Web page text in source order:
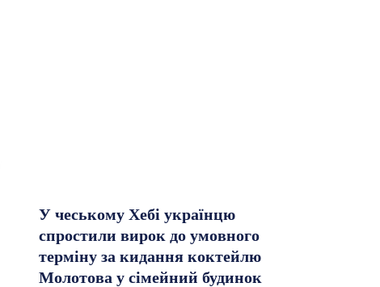
У чеському Хебі українцю
спростили вирок до умовного
терміну за кидання коктейлю
Молотова у сімейний будинок